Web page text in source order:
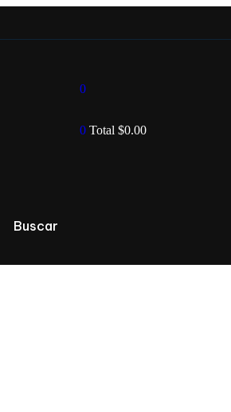
0
0 Total $0.00
Buscar